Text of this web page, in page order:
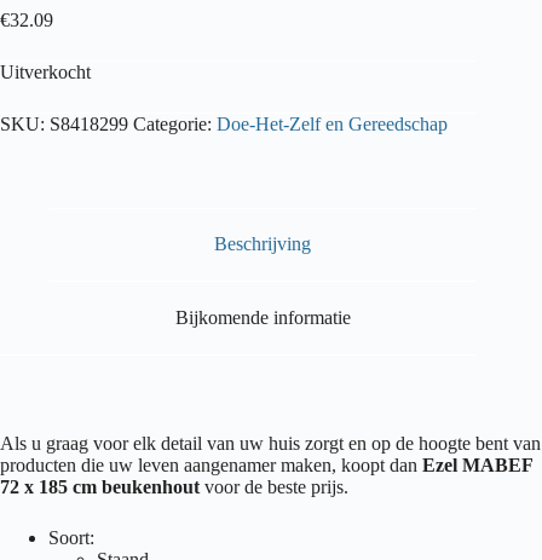
€32.09
Uitverkocht
SKU: S8418299 Categorie: Doe-Het-Zelf en Gereedschap
Beschrijving
Bijkomende informatie
Als u graag voor elk detail van uw huis zorgt en op de hoogte bent van
producten die uw leven aangenamer maken, koopt dan Ezel MABEF
72 x 185 cm beukenhout voor de beste prijs.
Soort: